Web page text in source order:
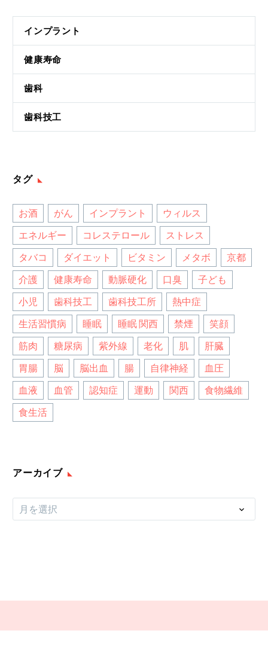
インプラント
健康寿命
歯科
歯科技工
タグ
お酒 がん インプラント
ウィルス
エネルギー
コレステロール
ストレス
タバコ
ダイエット ビタミン メタボ
京都
介護
健康寿命 動脈硬化 口臭
子ども
小児
歯科技工 歯科技工所
熱中症
生活習慣病
睡眠 睡眠 関西 禁煙
笑顔
筋肉
糖尿病 紫外線 老化 肌
肝臓
胃腸
脳 脳出血 腸 自律神経
血圧
血液
血管 認知症 運動 関西
食物繊維
食生活
アーカイブ
ー
月を選択